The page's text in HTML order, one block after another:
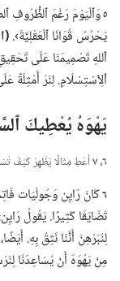
٥وَٱلْيَوْمَ رَغْمَ ٱلظُّرُوفِ
يَحْرُسُ قُوَانَا ٱلْعَقْلِيَّةَ›.‏
ٱللهِ تَصْمِيمَنَا عَلَى
ٱلِٱسْتِسْلَامِ.‏ لِنَرَ أَمْثِلَةً
يَهْوَهُ يُعْطِيكَ
٦،‏ ٧
أَعْطِ مِثَالًا يُظْهِرُ كَيْفَ
٦كَانَ رَايِن وَجُولْيَات
تَضَايَقَا كَثِيرًا.‏ يَقُولُ
لِنُبَرْهِنَ أَنَّنَا نَثِقُ بِهِ.‏
مِنْ يَهْوَهَ أَنْ يُسَاعِدَنَا